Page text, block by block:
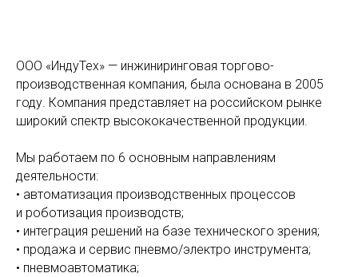
ООО «ИндуТех» — инжиниринговая торгово-
производственная компания, была основана в 2005
году. Компания представляет на российском рынке
широкий спектр высококачественной продукции.
Мы работаем по 6 основным направлениям
деятельности:
• автоматизация производственных процессов
и роботизация производств;
• интеграция решений на базе технического зрения;
• продажа и сервис пневмо/электро инструмента;
• пневмоавтоматика;